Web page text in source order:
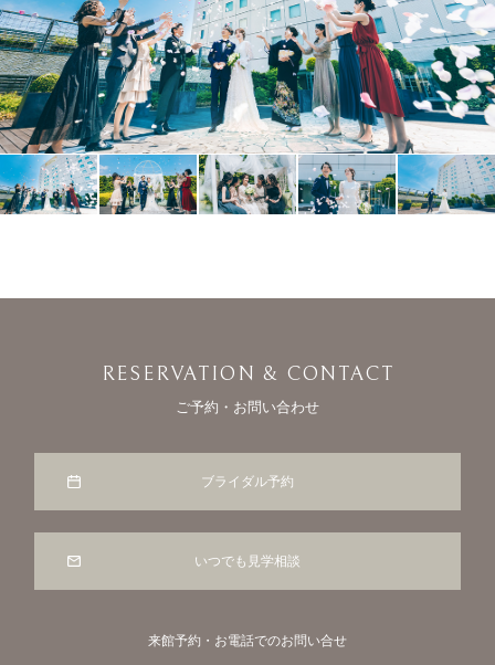
RESERVATION & CONTACT
ご予約・お問い合わせ
ブライダル予約
いつでも見学相談
来館予約・お電話でのお問い合せ